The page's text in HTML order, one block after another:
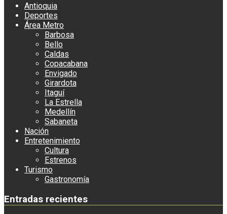
Antioquia
Deportes
Área Metro
Barbosa
Bello
Caldas
Copacabana
Envigado
Girardota
Itaguí
La Estrella
Medellín
Sabaneta
Nación
Entretenimiento
Cultura
Estrenos
Turismo
Gastronomía
Entradas recientes